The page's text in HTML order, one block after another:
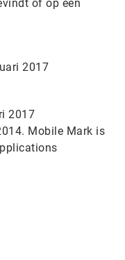
of op een
2017
2017
Mobile Mark is